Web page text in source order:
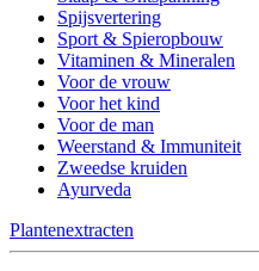
Spijsvertering
Sport & Spieropbouw
Vitaminen & Mineralen
Voor de vrouw
Voor het kind
Voor de man
Weerstand & Immuniteit
Zweedse kruiden
Ayurveda
Plantenextracten